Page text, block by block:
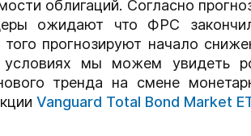
облигаций. Согласно
ожидают что ФРС
прогнозируют начало
мы можем увидеть
тренда на смене
Vanguard Total Bond Market